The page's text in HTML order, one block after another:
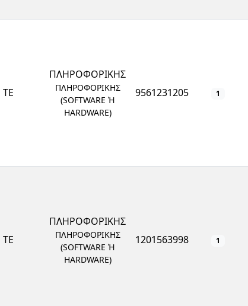
ΤΕ
ΠΛΗΡΟΦΟΡΙΚΗΣ
ΠΛΗΡΟΦΟΡΙΚΗΣ
(SOFTWARE Ή
HARDWARE)
9561231205 1
ΤΕ
ΠΛΗΡΟΦΟΡΙΚΗΣ
ΠΛΗΡΟΦΟΡΙΚΗΣ
(SOFTWARE Ή
HARDWARE)
1201563998 1